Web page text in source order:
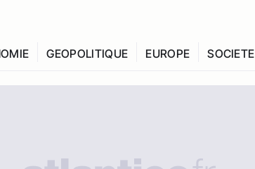
GEOPOLITIQUE EUROPE SOCIETE